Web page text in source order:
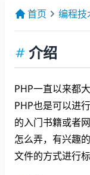
首页 编程技
介绍
PHP一直以来都
PHP也是可以进
的入门书籍或者
怎么弄，有兴趣
文件的方式进行